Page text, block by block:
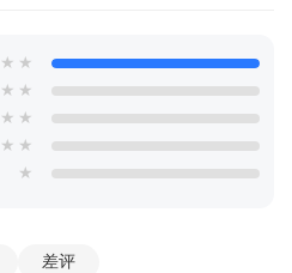
★ ★
★ ★
★ ★
★ ★
★
差评